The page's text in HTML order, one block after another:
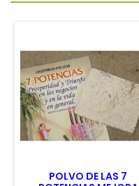
POLVO DE LAS 7